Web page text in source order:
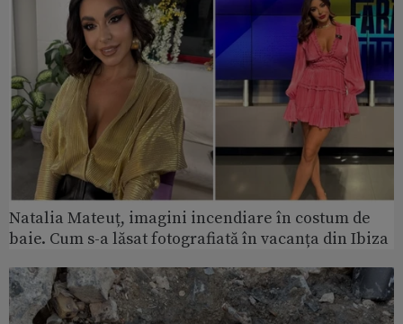
Natalia Mateuț, imagini incendiare în costum de
baie. Cum s-a lăsat fotografiată în vacanța din Ibiza